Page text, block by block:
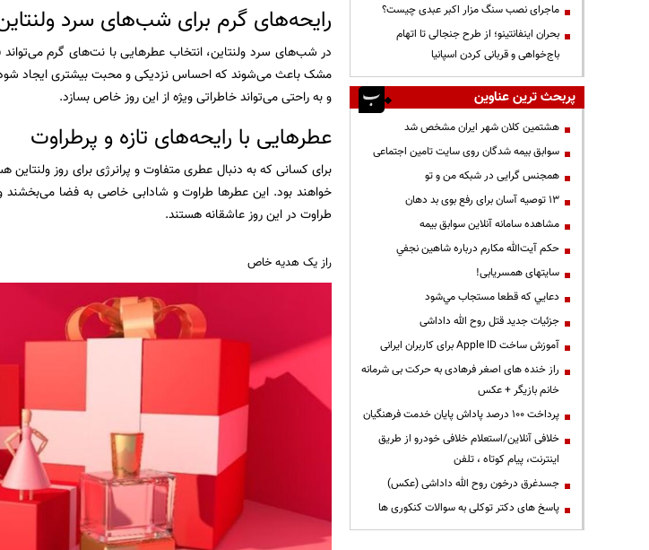
رایحه‌های گرم برای شب‌های سرد
در شب‌های سرد ولنتاین، انتخاب عطرهایی با نت‌های گرم
مشک باعث می‌شوند که احساس نزدیکی و محبت بیشتری ایجاد شود.
و به راحتی می‌تواند خاطراتی ویژه از این روز خاص بسازد.
عطرهایی با رایحه‌های تازه و پرطراوت
برای کسانی که به دنبال عطری متفاوت و پرانرژی برای روز ولنتاین
خواهند بود. این عطرها طراوت و شادابی خاصی به فضا می‌بخشند
طراوت در این روز عاشقانه هستند.
راز یک هدیه خاص
ماجرای نصب سنگ مزار اکبر عبدی چیست؟
بحران اینفانتینو؛ از طرح جنجالی تا اتهام
باج‌خواهی و قربانی کردن اسپانیا
پربحث ترین عناوین
هشتمین کلان شهر ایران مشخص شد
سوابق بیمه شدگان روی سایت تامین اجتماعی
همجنس گرایی در شبکه من و تو
13 توصیه آسان برای رفع بوی بد دهان
مشاهده سامانه آنلاين سوابق بیمه
حكم آيت‌الله مكارم درباره شاهين نجفي
سایتهای همسریابی!
دعايي كه قطعا مستجاب مي‌شود
جزئیات جدید قتل روح الله داداشی
آموزش ساخت Apple ID برای کاربران ایرانی
راز خنده های اصغر فرهادی به حرکت بی شرمانه
خانم بازیگر + عکس
پرداخت ۱۰۰ درصد پاداش پایان خدمت فرهنگیان
خلافی آنلاین/استعلام خلافی خودرو از طریق
اینترنت، پیام کوتاه ، تلفن
جسدغرق درخون روح الله داداشی (عکس)
پاسخ های دکتر توکلی به سوالات کنکوری ها